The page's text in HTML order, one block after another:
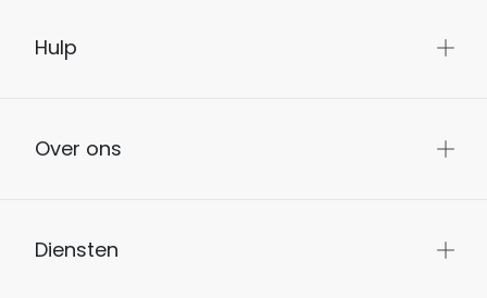
Hulp
Over ons
Diensten